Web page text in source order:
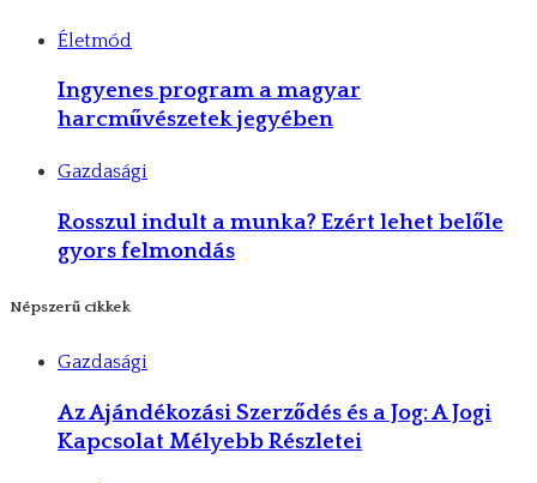
Életmód
Ingyenes program a magyar
harcművészetek jegyében
Gazdasági
Rosszul indult a munka? Ezért lehet belőle
gyors felmondás
Népszerű cikkek
Gazdasági
Az Ajándékozási Szerződés és a Jog: A Jogi
Kapcsolat Mélyebb Részletei